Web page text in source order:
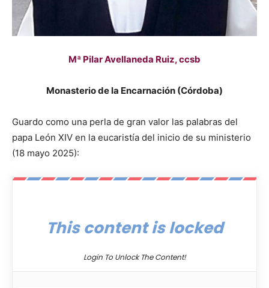
Mª Pilar Avellaneda Ruiz, ccsb
Monasterio de la Encarnación (Córdoba)
Guardo como una perla de gran valor las palabras del
papa León XIV en la eucaristía del inicio de su ministerio
(18 mayo 2025):
This content is locked
Login To Unlock The Content!